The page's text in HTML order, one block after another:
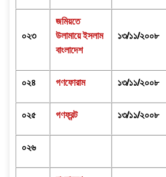
০২৩
জমিয়তে
উলামায়ে ইসলাম
বাংলাদেশ
১৩/১১/২০০৮
০২৪ গণফোরাম ১৩/১১/২০০৮
০২৫ গণফ্রন্ট ১৩/১১/২০০৮
০২৬